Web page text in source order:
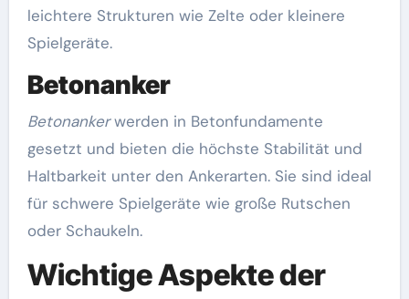
leichtere Strukturen wie Zelte oder kleinere
Spielgeräte.
Betonanker
Betonankerwerden in Betonfundamente
gesetzt und bieten die höchste Stabilität und
Haltbarkeit unter den Ankerarten. Sie sind ideal
für schwere Spielgeräte wie große Rutschen
oder Schaukeln.
Wichtige Aspekte der